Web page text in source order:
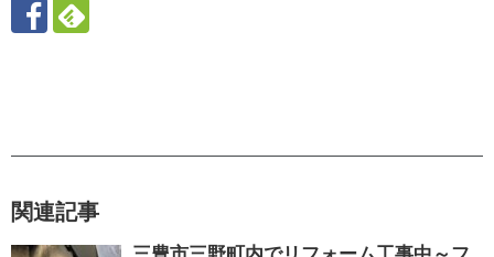
関連記事